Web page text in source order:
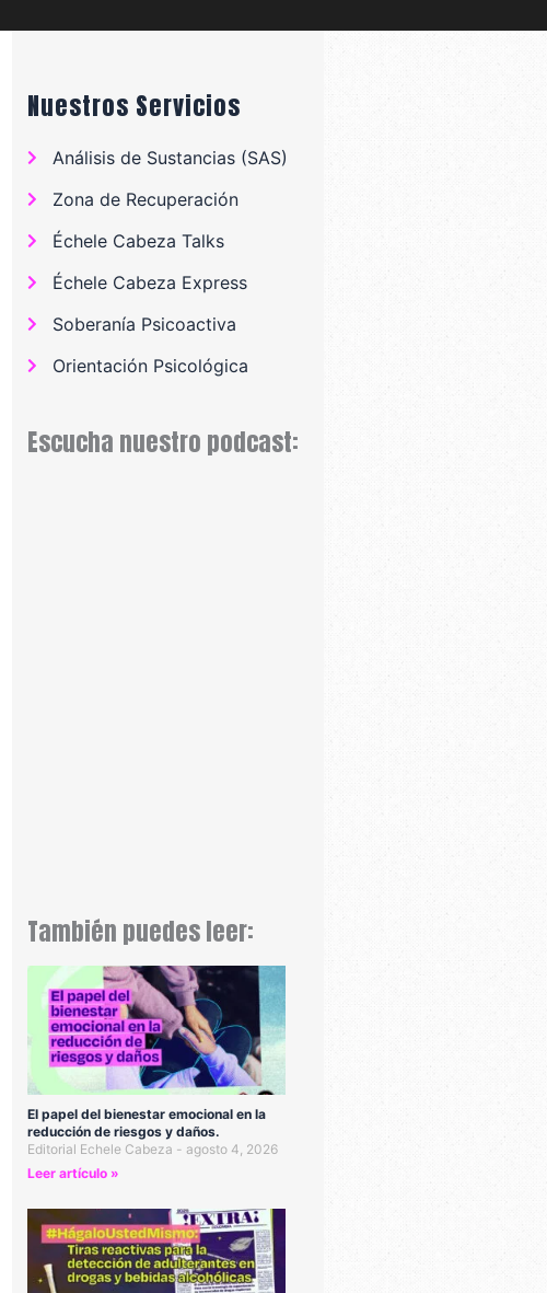
Nuestros Servicios
Análisis de Sustancias (SAS)
Zona de Recuperación
Échele Cabeza Talks
Échele Cabeza Express
Soberanía Psicoactiva
Orientación Psicológica
Escucha nuestro podcast:
También puedes leer:
El papel del bienestar emocional en la
reducción de riesgos y daños.
Editorial Echele Cabeza
agosto 4, 2026
Leer artículo »